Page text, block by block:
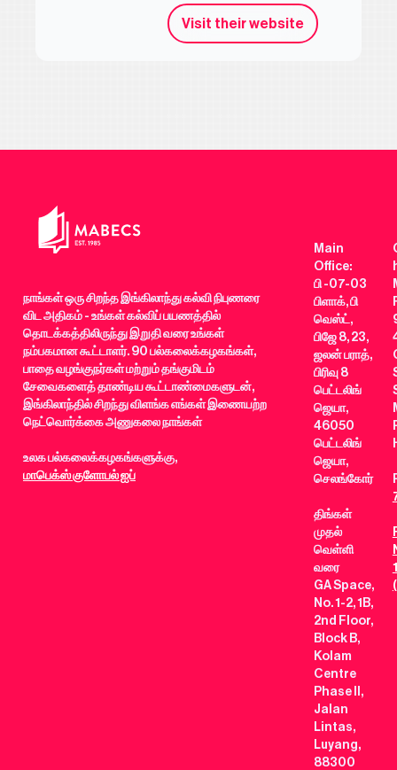
Visit their website
நாங்கள் ஒரு சிறந்த இங்கிலாந்து கல்வி நிபுணரை
விட அதிகம் - உங்கள் கல்விப் பயணத்தில்
தொடக்கத்திலிருந்து இறுதி வரை உங்கள்
நம்பகமான கூட்டாளர். 90 பல்கலைக்கழகங்கள்,
பாதை வழங்குநர்கள் மற்றும் தங்குமிடம்
சேவைகளைத் தாண்டிய கூட்டாண்மைகளுடன்,
இங்கிலாந்தில் சிறந்து விளங்க எங்கள் இணையற்ற
நெட்வொர்க்கை அணுகலை நாங்கள்
உலக பல்கலைக்கழகங்களுக்கு,
மாபெக்ஸ் குளோபல் ஐப்
Main
Office:
பி -07-03
பிளாக், பி
வெஸ்ட்,
பிஜே 8, 23,
ஜலன் பராத்,
பிரிவு 8
பெட்டலிங்
ஜெயா,
46050
பெட்டலிங்
ஜெயா,
செலங்கோர்
திங்கள்
முதல்
வெள்ளி
வரை
GA Space,
No. 1-2, 1B,
2nd Floor,
Block B,
Kolam
Centre
Phase II,
Jalan
Lintas,
Luyang,
88300